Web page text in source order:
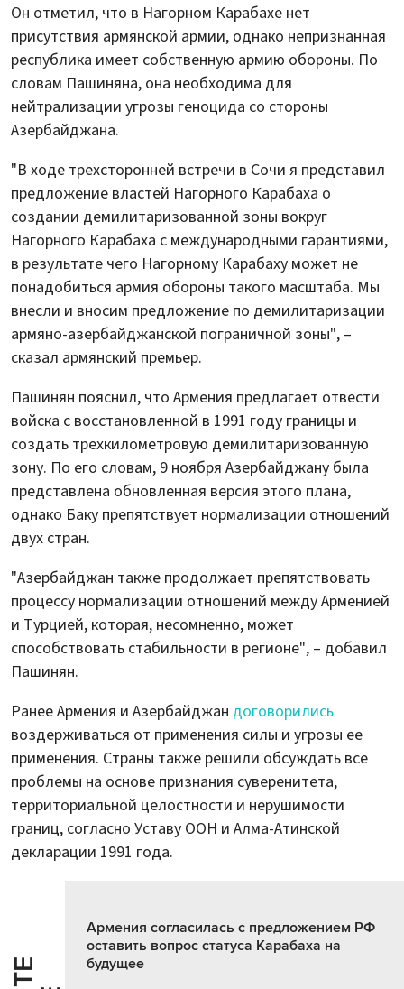
Он отметил, что в Нагорном Карабахе нет
присутствия армянской армии, однако непризнанная
республика имеет собственную армию обороны. По
словам Пашиняна, она необходима для
нейтрализации угрозы геноцида со стороны
Азербайджана.
"В ходе трехсторонней встречи в Сочи я представил
предложение властей Нагорного Карабаха о
создании демилитаризованной зоны вокруг
Нагорного Карабаха с международными гарантиями,
в результате чего Нагорному Карабаху может не
понадобиться армия обороны такого масштаба. Мы
внесли и вносим предложение по демилитаризации
армяно-азербайджанской пограничной зоны", –
сказал армянский премьер.
Пашинян пояснил, что Армения предлагает отвести
войска с восстановленной в 1991 году границы и
создать трехкилометровую демилитаризованную
зону. По его словам, 9 ноября Азербайджану была
представлена обновленная версия этого плана,
однако Баку препятствует нормализации отношений
двух стран.
"Азербайджан также продолжает препятствовать
процессу нормализации отношений между Арменией
и Турцией, которая, несомненно, может
способствовать стабильности в регионе", – добавил
Пашинян.
Ранее Армения и Азербайджан договорились
воздерживаться от применения силы и угрозы ее
применения. Страны также решили обсуждать все
проблемы на основе признания суверенитета,
территориальной целостности и нерушимости
границ, согласно Уставу ООН и Алма-Атинской
декларации 1991 года.
Армения согласилась с предложением РФ
оставить вопрос статуса Карабаха на
будущее